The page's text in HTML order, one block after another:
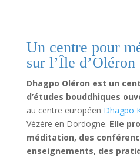
Un centre pour
sur l’Île d’Oléron
Dhagpo Oléron est un
d’études bouddhiques
au centre européen Dhagpo
Vézère en Dordogne. Elle
méditation, des
enseignements, des